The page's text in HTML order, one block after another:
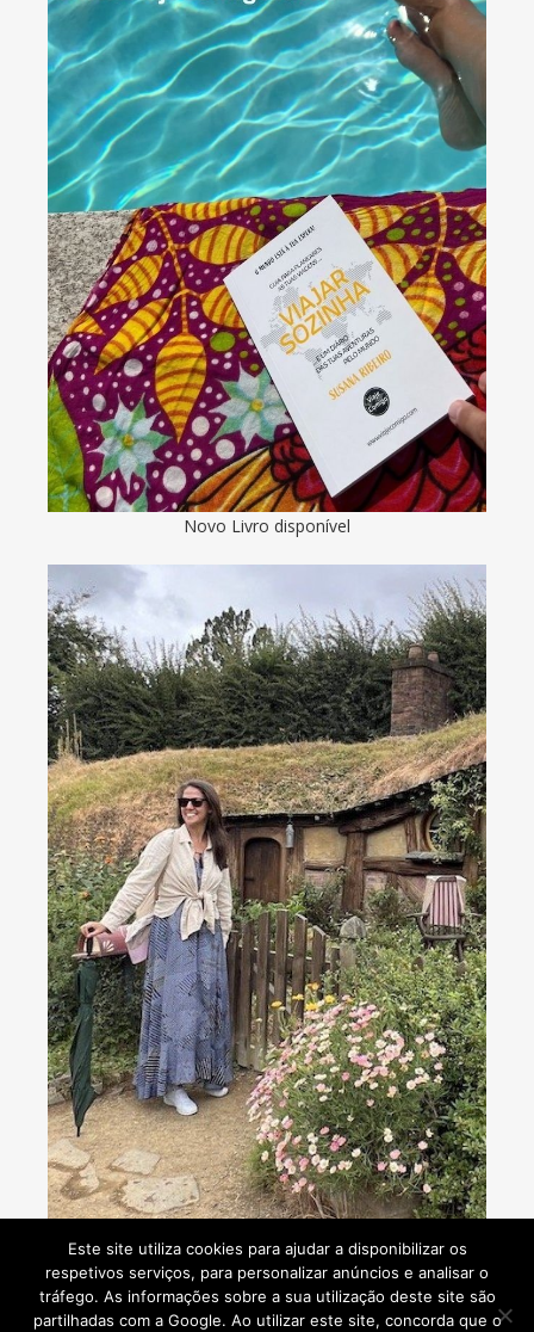
Novo Livro disponível
Consultoria de viagens - Agente de Viagens
Este site utiliza cookies para ajudar a disponibilizar os
respetivos serviços, para personalizar anúncios e analisar o
tráfego. As informações sobre a sua utilização deste site são
partilhadas com a Google. Ao utilizar este site, concorda que o